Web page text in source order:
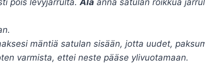
pois levyjarrulta.Älä anna satulan roikkua
mäntiä satulan sisään, jotta uudet,
varmista, ettei neste pääse ylivuotamaan.